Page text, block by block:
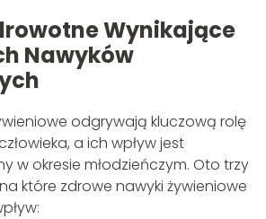
Wynikające
Nawyków
odgrywają kluczową rolę
a ich wpływ jest
w okresie młodzieńczym. Oto trzy
które zdrowe nawyki żywieniowe